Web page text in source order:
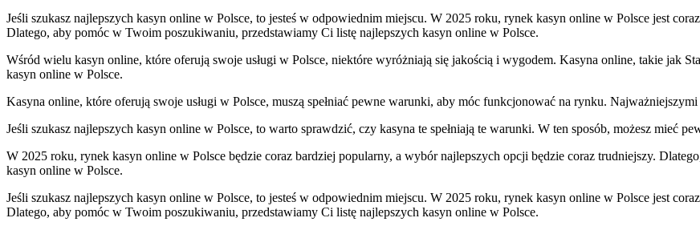
Jeśli szukasz najlepszych kasyn online w Polsce, to jesteś w odpowiednim miejscu. W 2025 roku, rynek kasyn online w Polsce jest
Dlatego, aby pomóc w Twoim poszukiwaniu, przedstawiamy Ci listę najlepszych kasyn online w Polsce.
Wśród wielu kasyn online, które oferują swoje usługi w Polsce, niektóre wyróżniają się jakością i wygodem. Kasyna online, takie jak
kasyn online w Polsce.
Kasyna online, które oferują swoje usługi w Polsce, muszą spełniać pewne warunki, aby móc funkcjonować na rynku.
Jeśli szukasz najlepszych kasyn online w Polsce, to warto sprawdzić, czy kasyna te spełniają te warunki. W ten sposób, możesz mieć
W 2025 roku, rynek kasyn online w Polsce będzie coraz bardziej popularny, a wybór najlepszych opcji będzie coraz trudniejszy.
kasyn online w Polsce.
Jeśli szukasz najlepszych kasyn online w Polsce, to jesteś w odpowiednim miejscu. W 2025 roku, rynek kasyn online w Polsce jest
Dlatego, aby pomóc w Twoim poszukiwaniu, przedstawiamy Ci listę najlepszych kasyn online w Polsce.